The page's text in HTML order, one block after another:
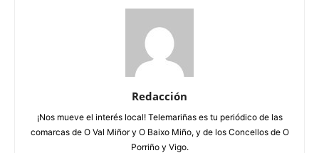
Redacción
¡Nos mueve el interés local! Telemariñas es tu periódico de las
comarcas de O Val Miñor y O Baixo Miño, y de los Concellos de O
Porriño y Vigo.